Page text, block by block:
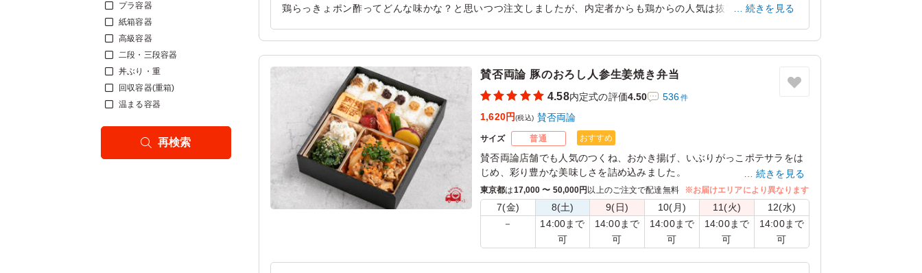
鶏らっきょポン酢ってどんな味かな？と思いつつ注文しましたが、内定者からも鶏からの人気は抜群でした！ 肉
続きを見る
賛否両論 豚のおろし人参生姜焼き弁当
4.58内定式の評価4.50 536件
1,620円(税込) 賛否両論
サイズ 普通 おすすめ
賛否両論店舗でも人気のつくね、おかき揚げ、いぶりがっこポテサラをは
じめ、彩り豊かな美味しさを詰め込みました。
みんな大好き生姜焼きを、おろしにんじんでちょっとおめかし。お肉だけ
どあっさりお召し上がりいただける、新感覚の生姜焼きです。
続きを見る
東京都は17,000 〜 50,000円 以上のご注文で配達無料 ※お届けエリアにより異なります
7(金) 8(土) 9(日) 10(月) 11(火) 12(水)
－
14:00まで
可
14:00まで
可
14:00まで
可
14:00まで
可
14:00まで
可
プラ容器
紙箱容器
高級容器
二段・三段容器
丼ぶり・重
回収容器(重箱)
温まる容器
再検索